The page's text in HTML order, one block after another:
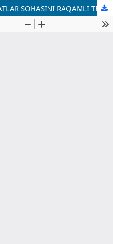
KICHIK BIZNESDA XIZMATLAR SOHASINI RAQAMLI TEXNOLOGIYALAR ASOSIDA RIVOJLANTIRISHNING AHAMIYATI